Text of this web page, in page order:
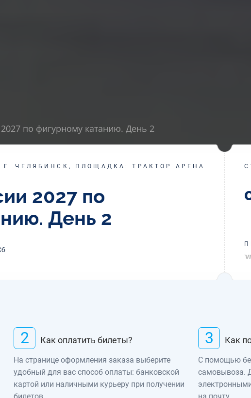
по фигурному катанию. День 2
Г. ЧЕЛЯБИНСК, ПЛОЩАДКА: ТРАКТОР АРЕНА
2027 по
День 2
2 Как оплатить билеты?
На странице оформления заказа выберите
удобный для вас способ оплаты: банковской
картой или наличными курьеру при получении
билетов.
3 Как
С помощью
самовывоза.
на почту.